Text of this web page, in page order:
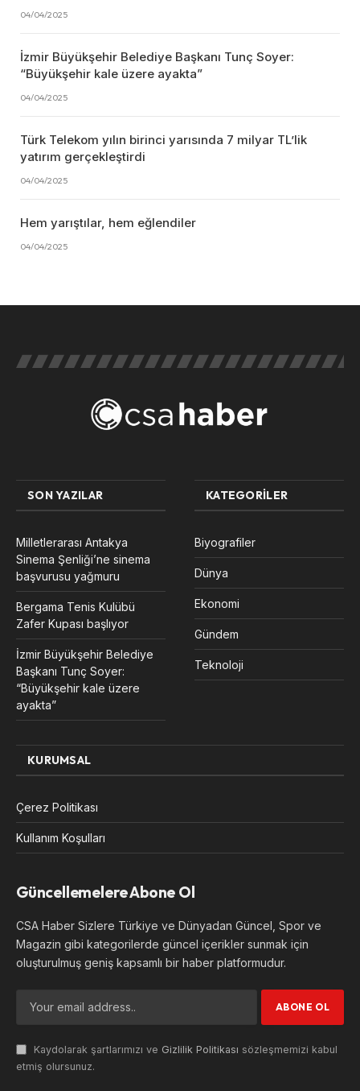
04/04/2025
İzmir Büyükşehir Belediye Başkanı Tunç Soyer:
“Büyükşehir kale üzere ayakta”
04/04/2025
Türk Telekom yılın birinci yarısında 7 milyar TL’lik
yatırım gerçekleştirdi
04/04/2025
Hem yarıştılar, hem eğlendiler
04/04/2025
SON YAZILAR
Milletlerarası Antakya
Sinema Şenliği’ne sinema
başvurusu yağmuru
Bergama Tenis Kulübü
Zafer Kupası başlıyor
İzmir Büyükşehir Belediye
Başkanı Tunç Soyer:
“Büyükşehir kale üzere
ayakta”
KATEGORILER
Biyografiler
Dünya
Ekonomi
Gündem
Teknoloji
KURUMSAL
Çerez Politikası
Kullanım Koşulları
Güncellemelere Abone Ol
CSA Haber Sizlere Türkiye ve Dünyadan Güncel, Spor ve
Magazin gibi kategorilerde güncel içerikler sunmak için
oluşturulmuş geniş kapsamlı bir haber platformudur.
Kaydolarak şartlarımızı ve Gizlilik Politikası sözleşmemizi kabul
etmiş olursunuz.